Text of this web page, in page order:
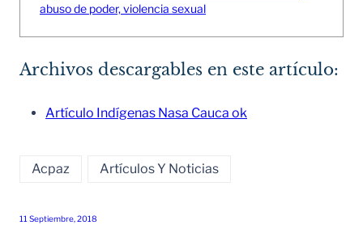
abuso de poder, violencia sexual
Archivos descargables en este artículo:
Artículo Indígenas Nasa Cauca ok
Acpaz Artículos Y Noticias
11 Septiembre, 2018